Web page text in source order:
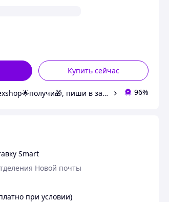
Купить сейчас
Продавец 🌟Unicornsexshop🌟получи🎁, пиши в заказе "хочу 🎁" 96%
Smart
Новой почты
при условии)